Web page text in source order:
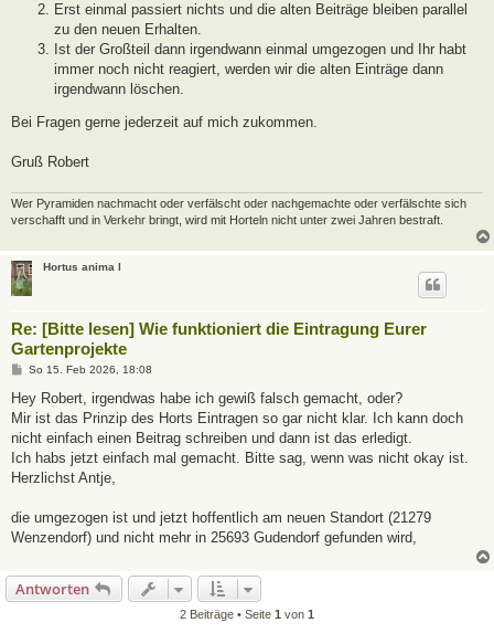
Erst einmal passiert nichts und die alten Beiträge bleiben parallel
zu den neuen Erhalten.
Ist der Großteil dann irgendwann einmal umgezogen und Ihr habt
immer noch nicht reagiert, werden wir die alten Einträge dann
irgendwann löschen.
Bei Fragen gerne jederzeit auf mich zukommen.
Gruß Robert
Wer Pyramiden nachmacht oder verfälscht oder nachgemachte oder verfälschte sich
verschafft und in Verkehr bringt, wird mit Horteln nicht unter zwei Jahren bestraft.
Hortus anima l
Re: [Bitte lesen] Wie funktioniert die Eintragung Eurer
Gartenprojekte
B
i
r
a
So 15. Feb 2026, 18:08
Hey Robert, irgendwas habe ich gewiß falsch gemacht, oder?
Mir ist das Prinzip des Horts Eintragen so gar nicht klar. Ich kann doch
nicht einfach einen Beitrag schreiben und dann ist das erledigt.
Ich habs jetzt einfach mal gemacht. Bitte sag, wenn was nicht okay ist.
Herzlichst Antje,
die umgezogen ist und jetzt hoffentlich am neuen Standort (21279
Wenzendorf) und nicht mehr in 25693 Gudendorf gefunden wird,
Antworten
2 Beiträge • Seite 1 von 1